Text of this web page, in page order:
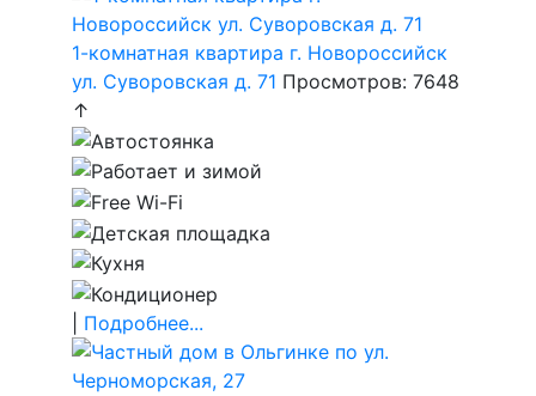
1-комнатная квартира г. Новороссийск
ул. Суворовская д. 71 Просмотров: 7648
↑
Подробнее...